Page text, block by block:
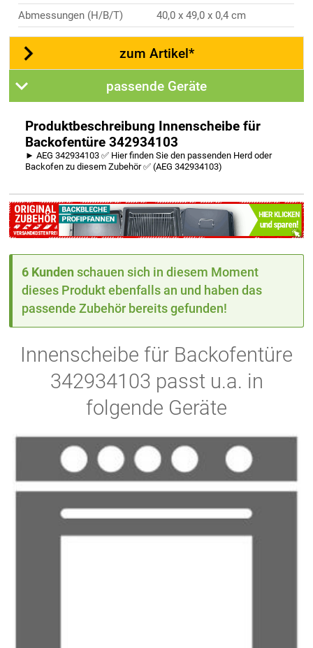
Abmessungen (H/B/T)
40,0 x 49,0 x 0,4 cm
zum Artikel*
passende Geräte
Produktbeschreibung Innenscheibe für
Backofentüre 342934103
► AEG 342934103 ✅ Hier finden Sie den passenden Herd oder
Backofen zu diesem Zubehör ✅ (AEG 342934103)
6 Kunden schauen sich in diesem Moment
dieses Produkt ebenfalls an und haben das
passende Zubehör bereits gefunden!
Innenscheibe für Backofentüre
342934103 passt u.a. in
folgende Geräte